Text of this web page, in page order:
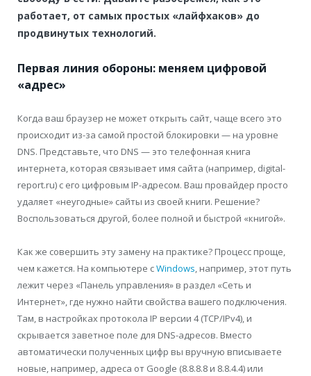
работает, от самых простых «лайфхаков» до
продвинутых технологий.
Первая линия обороны: меняем цифровой
«адрес»
Когда ваш браузер не может открыть сайт, чаще всего это
происходит из-за самой простой блокировки — на уровне
DNS. Представьте, что DNS — это телефонная книга
интернета, которая связывает имя сайта (например, digital-
report.ru) с его цифровым IP-адресом. Ваш провайдер просто
удаляет «неугодные» сайты из своей книги. Решение?
Воспользоваться другой, более полной и быстрой «книгой».
Как же совершить эту замену на практике? Процесс проще,
чем кажется. На компьютере сWindows, например, этот путь
лежит через «Панель управления» в раздел «Сеть и
Интернет», где нужно найти свойства вашего подключения.
Там, в настройках протокола IP версии 4 (TCP/IPv4), и
скрывается заветное поле для DNS-адресов. Вместо
автоматически полученных цифр вы вручную вписываете
новые, например, адреса от Google (8.8.8.8 и 8.8.4.4) или